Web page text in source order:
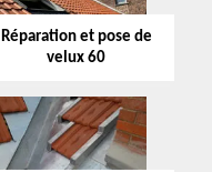
Réparation et pose de
velux 60